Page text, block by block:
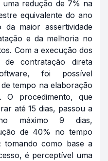
redução de 7% na
equivalente do ano
maior assertividade
e da melhoria no
Com a execução dos
de contratação direta
foi possível
tempo na elaboração
O procedimento, que
até 15 dias, passou a
máximo 9 dias,
de 40% no tempo
tomando como base a
é perceptível uma